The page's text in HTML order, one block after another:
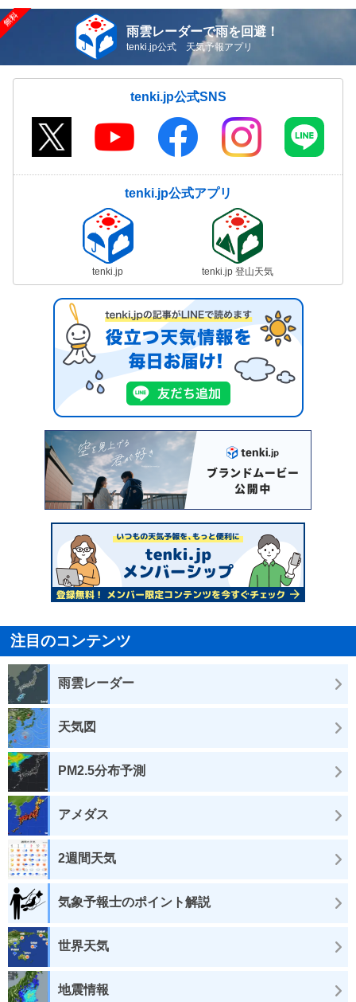
雨雲レーダーで雨を回避！
tenki.jp公式 天気予報アプリ
tenki.jp公式SNS
tenki.jp公式アプリ
tenki.jp tenki.jp 登山天気
注目のコンテンツ
雨雲レーダー
天気図
PM2.5分布予測
アメダス
2週間天気
気象予報士のポイント解説
世界天気
地震情報